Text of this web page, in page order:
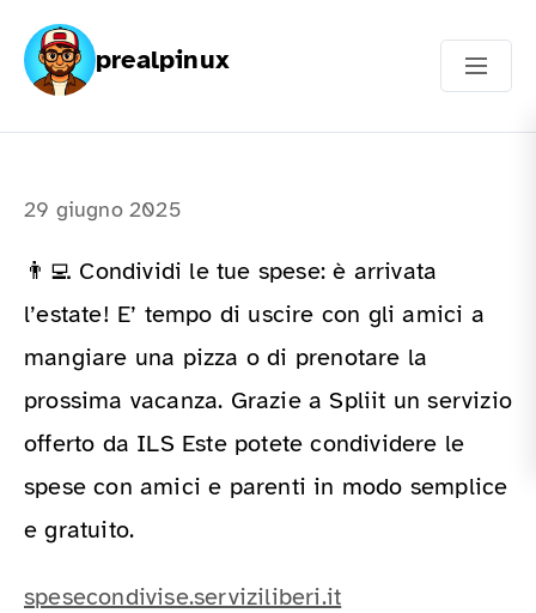
prealpinux
29 giugno 2025
👨‍💻 Condividi le tue spese: è arrivata
l’estate! E’ tempo di uscire con gli amici a
mangiare una pizza o di prenotare la
prossima vacanza. Grazie a Spliit un servizio
offerto da ILS Este potete condividere le
spese con amici e parenti in modo semplice
e gratuito.
spesecondivise.serviziliberi.it